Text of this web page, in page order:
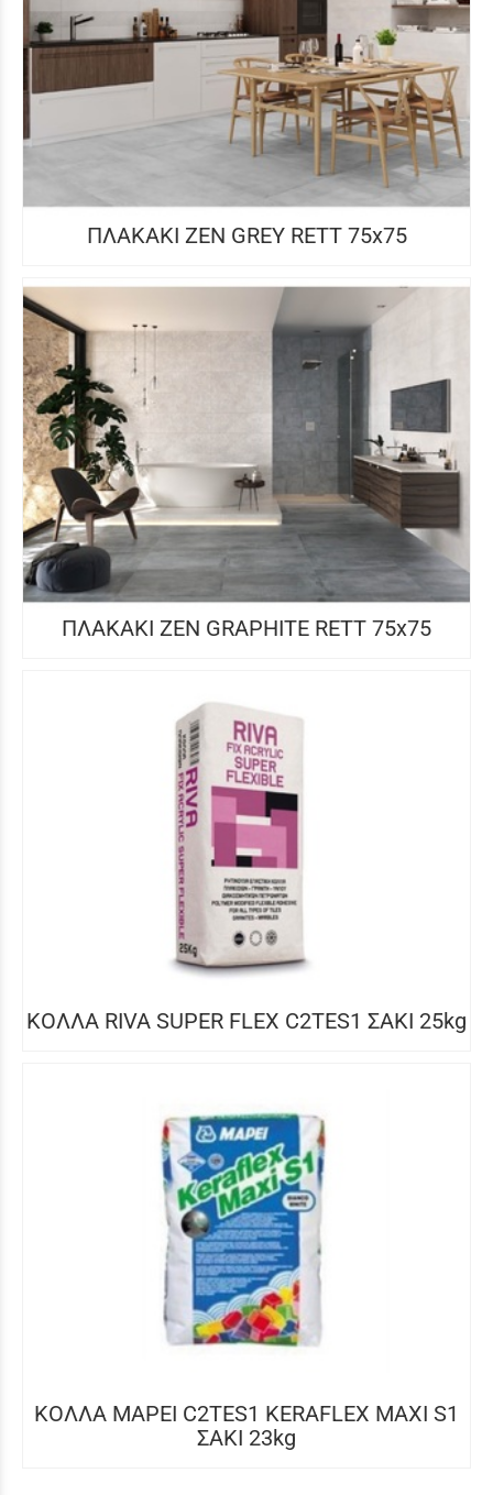
ΠΛΑΚΑΚΙ ZEN GREY RETT 75x75
ΠΛΑΚΑΚΙ ZEN GRAPHITE RETT 75x75
ΚΟΛΛΑ RIVA SUPER FLEX C2TES1 ΣΑΚΙ 25kg
ΚΟΛΛΑ MAPEI C2TES1 KERAFLEX MAXI S1
ΣΑΚΙ 23kg